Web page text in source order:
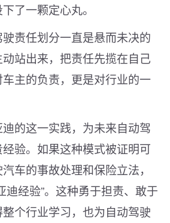
了一颗定心丸。
责任划分一直是悬而未决的
站出来，把责任先揽在自己
主的负责，更是对行业的一
的这一实践，为未来自动驾
验。如果这种模式被证明可
车的事故处理和保险立法，
迪经验”。这种勇于担责、敢于
个行业学习，也为自动驾驶